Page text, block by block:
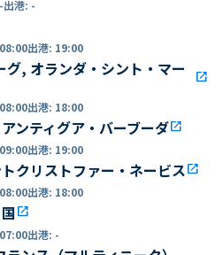
-出港: -
08:00出港: 19:00
グ, オランダ・シント・マー
open_in_new
08:00出港: 18:00
ンティグア・バーブーダopen_in_new
09:00出港: 19:00
クリストファー・ネービスopen_in_new
08:00出港: 18:00
open_in_new
07:00出港: -